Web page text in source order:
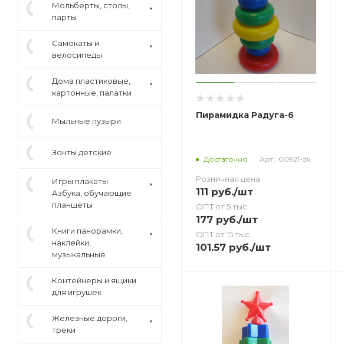
Пирамидка Радуга-6
Достаточно Арт.: 00921-dk
Розничная цена
111 руб./шт
ОПТ от 5 тыс.
177 руб./шт
ОПТ от 15 тыс.
101.57 руб./шт
Мольберты, столы,
парты
Cамокаты и
велосипеды
Дома пластиковые,
картонные, палатки
Мыльные пузыри
Зонты детские
Игры плакаты
Азбука, обучающие
планшеты
Книги панорамки,
наклейки,
музыкальные
Контейнеры и ящики
для игрушек
Железные дороги,
треки